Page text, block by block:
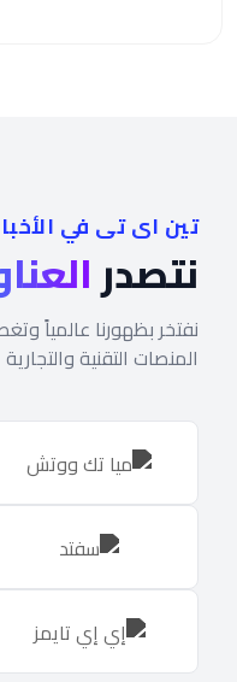
تين اى تى في
نتصدر
نفتخر بظهورنا عالمياً
المنصات التقنية